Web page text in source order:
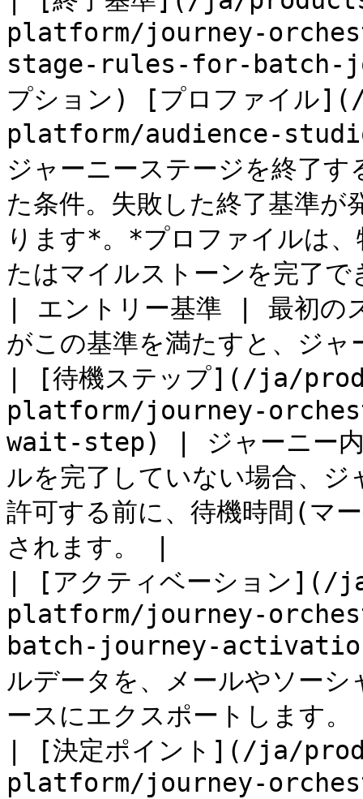
platform/journey-
stage-rules-for-batch-
プション) [プロファイ
platform/audience-
ジャーニーステージを終了
た条件。失敗した終了基準
ります*。*プロファイルは
たはマイルストーンを完了
| エントリー基準 | 最初の
がこの基準を満たすと、ジ
| [待機ステップ](/ja/
platform/journey-
wait-step) | ジャーニー内
ルを完了していない場合、
許可する前に、待機時間(マ
されます。 |
| [アクティベーション
platform/journey-
batch-journey-
ルデータを、メールやソー
ースにエクスポートします
| [決定ポイント](/ja/
platform/journey-